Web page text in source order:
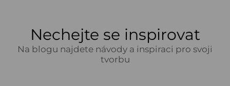
Nechejte se inspirovat
Na blogu najdete návody a inspiraci pro svoji
tvorbu